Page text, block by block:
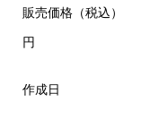
販売価格（税込）
円
作成日